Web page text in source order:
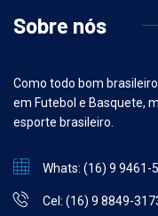
Sobre nós
Como todo bom
em Futebol e Basquete,
esporte brasileiro.
Whats: (16) 9 9461-
Cel: (16) 9 8849-